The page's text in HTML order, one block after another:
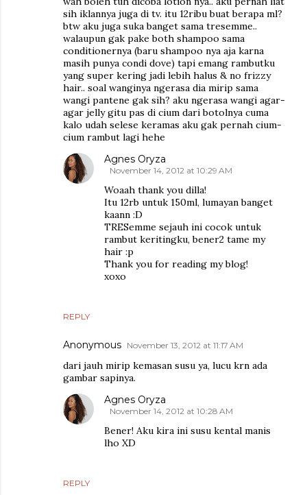
sih iklannya juga di tv. itu 12ribu buat berapa ml?
btw aku juga suka banget sama tresemme..
walaupun gak pake both shampoo sama
conditionernya (baru shampoo nya aja karna
masih punya condi dove) tapi emang rambutku
yang super kering jadi lebih halus & no frizzy
hair.. soal wanginya ngerasa dia mirip sama
wangi pantene gak sih? aku ngerasa wangi agar-
agar jelly gitu pas di cium dari botolnya cuma
kalo udah selese keramas aku gak pernah cium-
cium rambut lagi hehe
REPLY
Agnes Oryza
November 14, 2012 at 10:29 AM
Woaah thank you dilla!
Itu 12rb untuk 150ml, lumayan banget
kaann :D
TRESemme sejauh ini cocok untuk
rambut keritingku, bener2 tame my
hair :p
Thank you for reading my blog!
xoxo
Anonymous November 13, 2012 at 11:17 AM
dari jauh mirip kemasan susu ya, lucu krn ada
gambar sapinya.
REPLY
Agnes Oryza
November 14, 2012 at 10:28 AM
Bener! Aku kira ini susu kental manis
lho XD